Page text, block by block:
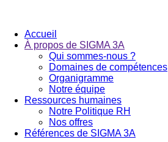
Navigation
principale
Accueil
À propos de SIGMA 3A
Qui sommes-nous ?
Domaines de compétences
Organigramme
Notre équipe
Ressources humaines
Notre Politique RH
Nos offres
Références de SIGMA 3A